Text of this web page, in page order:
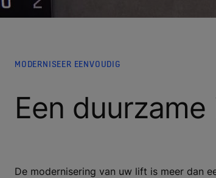
MODERNISEER EENVOUDIG
Een
De modernisering van uw lift is meer dan